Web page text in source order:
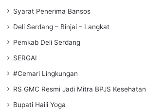
Syarat Penerima Bansos
Deli Serdang – Binjai – Langkat
Pemkab Deli Serdang
SERGAI
#Cemari Lingkungan
RS GMC Resmi Jadi Mitra BPJS Kesehatan
Bupati Haili Yoga